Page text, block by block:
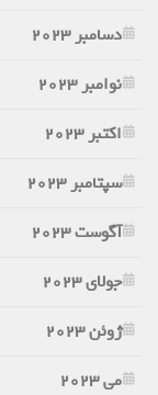
دسامبر 2023
نوامبر 2023
اکتبر 2023
سپتامبر 2023
آگوست 2023
جولای 2023
ژوئن 2023
می 2023